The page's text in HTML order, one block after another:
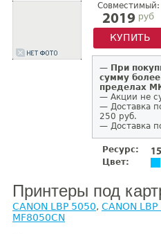
Совместимый:
2019 руб
КУПИТЬ
— При
сумму
пределах
— Акции не
— Доставка
250 руб.
— Доставка
Ресурс:
Цвет:
Принтеры под
CANON LBP 5050, CANON
MF8050CN